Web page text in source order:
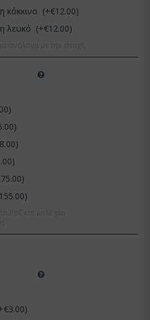
κόκκινο (+€12.00)
λευκό (+€12.00)
)
)
)
)
75.00)
155.00)
3.00)